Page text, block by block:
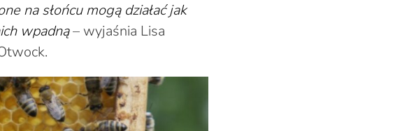
na słońcu mogą działać jak
wpadną– wyjaśnia Lisa